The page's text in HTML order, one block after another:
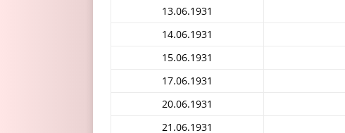
13.06.1931
14.06.1931
15.06.1931
17.06.1931
20.06.1931
21.06.1931